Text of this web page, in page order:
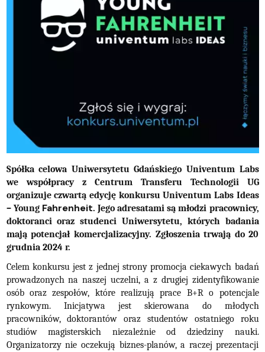
Spółka celowa Uniwersytetu Gdańskiego Univentum Labs
we współpracy z Centrum Transferu Technologii UG
organizuje czwartą edycję konkursuUniventum Labs Ideas
– Young Fahrenheit. Jego adresatami są młodzi pracownicy,
doktoranci oraz studenci Uniwersytetu, których badania
mają potencjał komercjalizacyjny. Zgłoszenia trwają do 20
grudnia 2024 r.
Celem konkursu jest z jednej strony promocja ciekawych badań
prowadzonych na naszej uczelni, a z drugiej zidentyfikowanie
osób oraz zespołów, które realizują prace B+R o potencjale
rynkowym. Inicjatywa jest skierowana do młodych
pracowników, doktorantów oraz studentów ostatniego roku
studiów magisterskich niezależnie od dziedziny nauki.
Organizatorzy nie oczekują biznes-planów, a raczej prezentacji